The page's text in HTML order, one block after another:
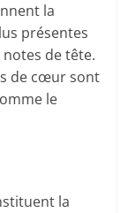
la
présentes
de tête.
de cœur sont
le
la